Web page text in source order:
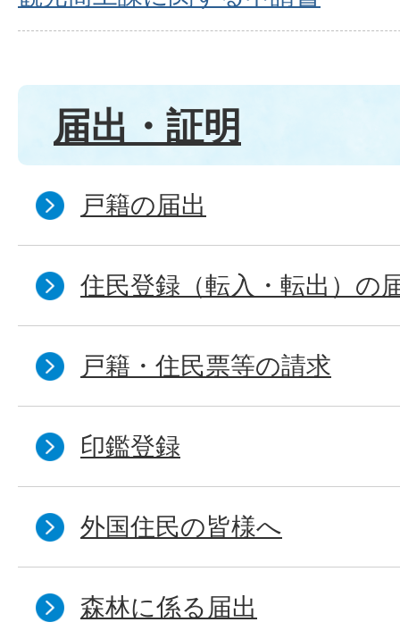
届出・証明
戸籍の届出
住民登録（転入・転出）の
戸籍・住民票等の請求
印鑑登録
外国住民の皆様へ
森林に係る届出